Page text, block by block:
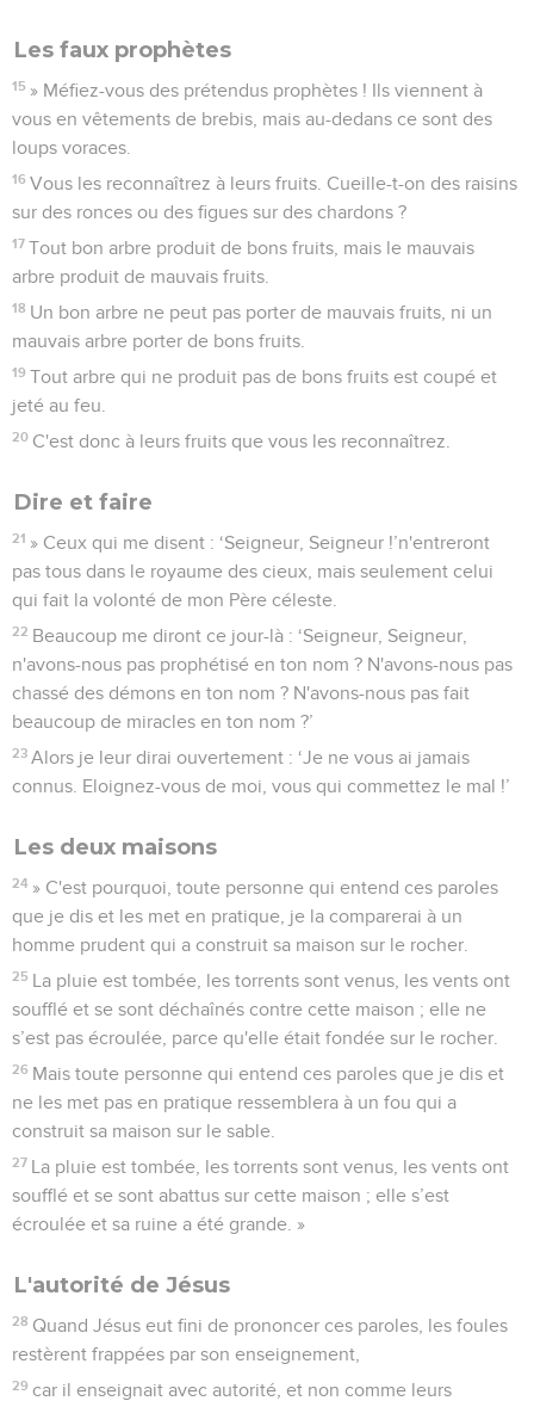
Les faux prophètes
15 » Méfiez-vous des prétendus prophètes ! Ils viennent à
vous en vêtements de brebis, mais au-dedans ce sont des
loups voraces.
16 Vous les reconnaîtrez à leurs fruits. Cueille-t-on des raisins
sur des ronces ou des figues sur des chardons ?
17 Tout bon arbre produit de bons fruits, mais le mauvais
arbre produit de mauvais fruits.
18 Un bon arbre ne peut pas porter de mauvais fruits, ni un
mauvais arbre porter de bons fruits.
19 Tout arbre qui ne produit pas de bons fruits est coupé et
jeté au feu.
20 C'est donc à leurs fruits que vous les reconnaîtrez.
Dire et faire
21 » Ceux qui me disent : ‘Seigneur, Seigneur !’n'entreront
pas tous dans le royaume des cieux, mais seulement celui
qui fait la volonté de mon Père céleste.
22 Beaucoup me diront ce jour-là : ‘Seigneur, Seigneur,
n'avons-nous pas prophétisé en ton nom ? N'avons-nous pas
chassé des démons en ton nom ? N'avons-nous pas fait
beaucoup de miracles en ton nom ?’
23 Alors je leur dirai ouvertement : ‘Je ne vous ai jamais
connus. Eloignez-vous de moi, vous qui commettez le mal !’
Les deux maisons
24 » C'est pourquoi, toute personne qui entend ces paroles
que je dis et les met en pratique, je la comparerai à un
homme prudent qui a construit sa maison sur le rocher.
25 La pluie est tombée, les torrents sont venus, les vents ont
soufflé et se sont déchaînés contre cette maison ; elle ne
s’est pas écroulée, parce qu'elle était fondée sur le rocher.
26 Mais toute personne qui entend ces paroles que je dis et
ne les met pas en pratique ressemblera à un fou qui a
construit sa maison sur le sable.
27 La pluie est tombée, les torrents sont venus, les vents ont
soufflé et se sont abattus sur cette maison ; elle s’est
écroulée et sa ruine a été grande. »
L'autorité de Jésus
28 Quand Jésus eut fini de prononcer ces paroles, les foules
restèrent frappées par son enseignement,
29 car il enseignait avec autorité, et non comme leurs